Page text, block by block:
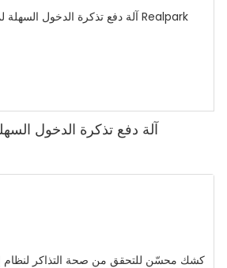
آلة دفع تذكرة الدخول